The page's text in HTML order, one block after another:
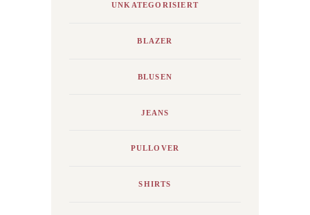
UNKATEGORISIERT
BLAZER
BLUSEN
JEANS
PULLOVER
SHIRTS